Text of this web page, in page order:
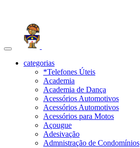
Toggle
navigationcategorias
*Telefones Úteis
Academia
Academia de Dança
Acessórios Automotivos
Acessórios Automotivos
Acessórios para Motos
Açougue
Adesivação
Admnistração de Condomínios